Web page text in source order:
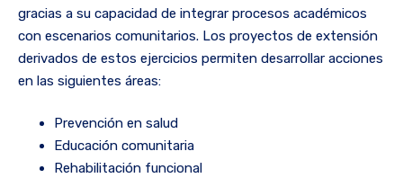
gracias a su capacidad de integrar procesos académicos
con escenarios comunitarios. Los proyectos de extensión
derivados de estos ejercicios permiten desarrollar acciones
en las siguientes áreas:
Prevención en salud
Educación comunitaria
Rehabilitación funcional